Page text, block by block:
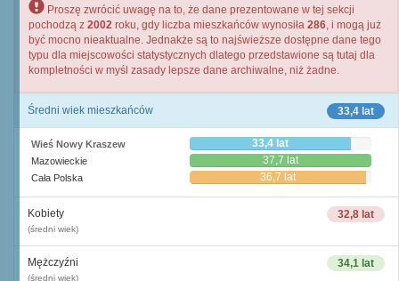
Proszę zwrócić uwagę na to, że dane prezentowane w tej sekcji
pochodzą z 2002 roku, gdy liczba mieszkańców wynosiła 286, i mogą już
być mocno nieaktualne. Jednakże są to najświeższe dostępne dane tego
typu dla miejscowości statystycznych dlatego przedstawione są tutaj dla
kompletności w myśl zasady lepsze dane archiwalne, niż żadne.
33,4 lat
Średni wiek mieszkańców
Wieś Nowy Kraszew 33,4 lat
Mazowieckie 37,7 lat
Cała Polska 36,7 lat
32,8 lat
Kobiety
(średni wiek)
34,1 lat
Mężczyźni
(średni wiek)